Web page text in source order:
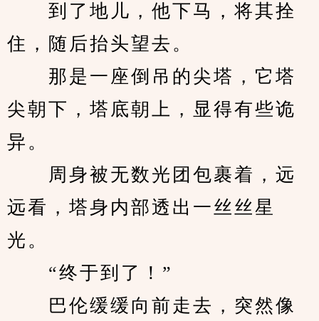
到了地儿，他下马，将其拴
住，随后抬头望去。
那是一座倒吊的尖塔，它塔
尖朝下，塔底朝上，显得有些诡
异。
周身被无数光团包裹着，远
远看，塔身内部透出一丝丝星
光。
“终于到了！”
巴伦缓缓向前走去，突然像